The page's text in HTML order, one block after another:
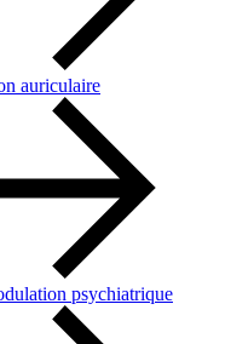
auriculaire
psychiatrique